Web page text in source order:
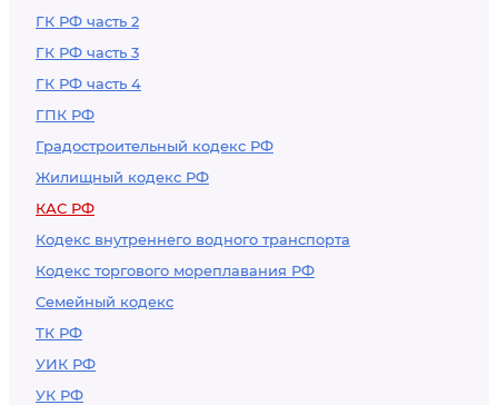
ГК РФ часть 2
ГК РФ часть 3
ГК РФ часть 4
ГПК РФ
Градостроительный кодекс РФ
Жилищный кодекс РФ
КАС РФ
Кодекс внутреннего водного транспорта
Кодекс торгового мореплавания РФ
Семейный кодекс
ТК РФ
УИК РФ
УК РФ